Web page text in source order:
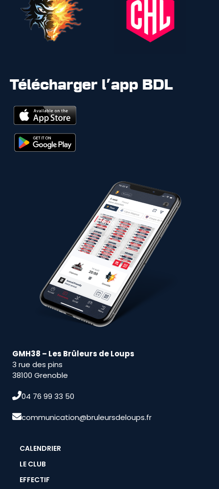
CALENDRIER
LE CLUB
EFFECTIF
GMH38 – Les Brûleurs de Loups
3 rue des pins
38100 Grenoble
04 76 99 33 50
communication@bruleursdeloups.fr
Télécharger l'app BDL